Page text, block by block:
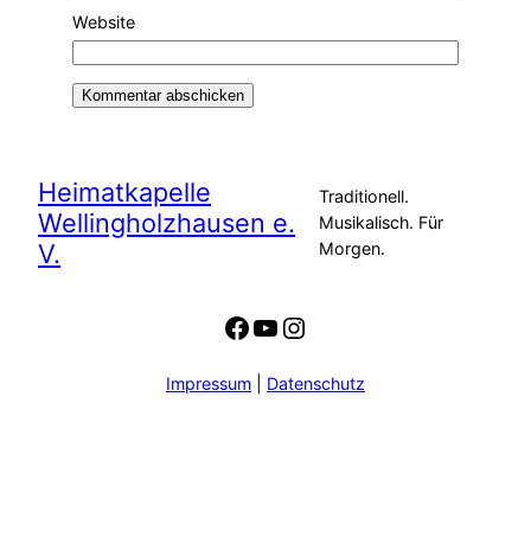
Website
Heimatkapelle
Wellingholzhausen e.
V.
Traditionell.
Musikalisch. Für
Morgen.
Facebook
YouTube
Instagram
Impressum Datenschutz